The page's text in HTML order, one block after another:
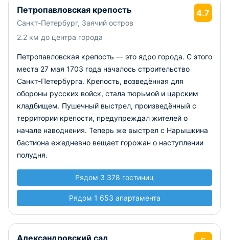
Петропавловская крепость
Санкт-Петербург, Заячий остров
2.2 км до центра города
4.7
Петропавловская крепость — это ядро города. С этого
места 27 мая 1703 года началось строительство
Санкт-Петербурга. Крепость, возведённая для
обороны русских войск, стала тюрьмой и царским
кладбищем. Пушечный выстрел, произведённый с
территории крепости, предупреждал жителей о
начале наводнения. Теперь же выстрел с Нарышкина
бастиона ежедневно вещает горожан о наступлении
полудня.
Рядом 3 378 гостиниц
Рядом 1 653 апартамента
Александровский сад